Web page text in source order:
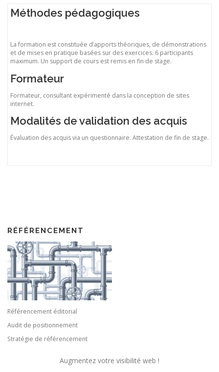
Méthodes pédagogiques
La formation est constituée d’apports théoriques, de démonstrations
et de mises en pratique basées sur des exercices. 6 participants
maximum. Un support de cours est remis en fin de stage.
Formateur
Formateur, consultant expérimenté dans la conception de sites
internet.
Modalités de validation des acquis
Évaluation des acquis via un questionnaire. Attestation de fin de stage.
RÉFÉRENCEMENT
Référencement éditorial
Audit de positionnement
Stratégie de référencement
Augmentez votre visibilité web !